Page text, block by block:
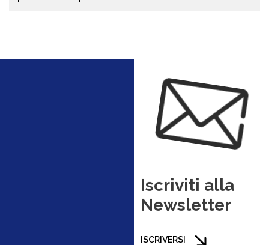
Iscriviti alla
Newsletter
ISCRIVERSI